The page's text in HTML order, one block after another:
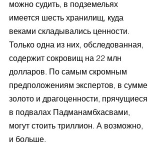
можно судить, в подземельях
имеется шесть хранилищ, куда
веками складывались ценности.
Только одна из них, обследованная,
содержит сокровищ на 22 млн
долларов. По самым скромным
предположениям экспертов, в сумме
золото и драгоценности, прячущиеся
в подвалах Падманамбхасвами,
могут стоить триллион. А возможно,
и больше.